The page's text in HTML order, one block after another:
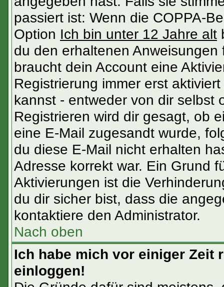
passiert ist: Wenn die COPPA-
Option Ich bin unter 12 Jahre alt
du den erhaltenen
braucht dein Account eine
Registrierung immer erst
kannst - entweder von dir selbst
Registrieren wird dir gesagt, ob
eine E-Mail zugesandt wurde,
du diese E-Mail nicht erhalten
Adresse korrekt war. Ein Grund
Aktivierungen ist die
du dir sicher bist, dass die
kontaktiere den Administrator.
Nach oben
Ich habe mich vor einiger Zeit
einloggen!